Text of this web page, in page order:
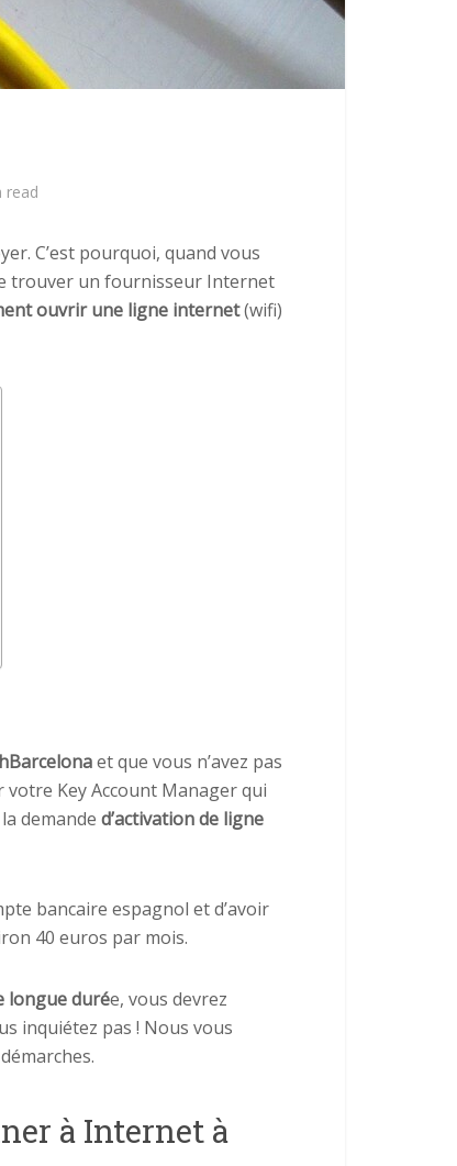
read
C’est pourquoi, quand vous
trouver un fournisseur Internet
ouvrir une ligne internet(wifi)
et que vous n’avez pas
Key Account Manager qui
demande d’activation de ligne
bancaire espagnol et d’avoir
40 euros par mois.
longue durée, vous devrez
inquiétez pas ! Nous vous
à Internet à